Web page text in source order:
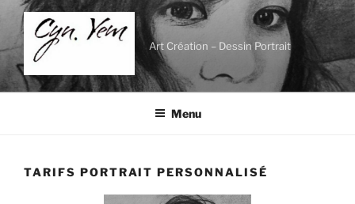
Aller
contenu
principal
Art Création – Dessin Portrait
Menu
TARIFS PORTRAIT PERSONNALISÉ